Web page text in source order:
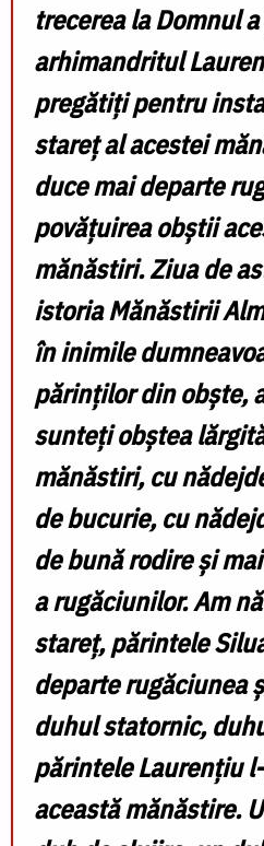
trecerea la Domnul
arhimandritul
pregătiți pentru
stareț al acestei
duce mai departe
povățuirea obștii
mănăstiri. Ziua de
istoria Mănăstirii
în inimile
părinților din obște,
sunteți obștea
mănăstiri, cu
de bucurie, cu
de bună rodire și
a rugăciunilor. Am
stareț, părintele
departe rugăciunea
duhul statornic,
părintele Laurențiu
această mănăstire.